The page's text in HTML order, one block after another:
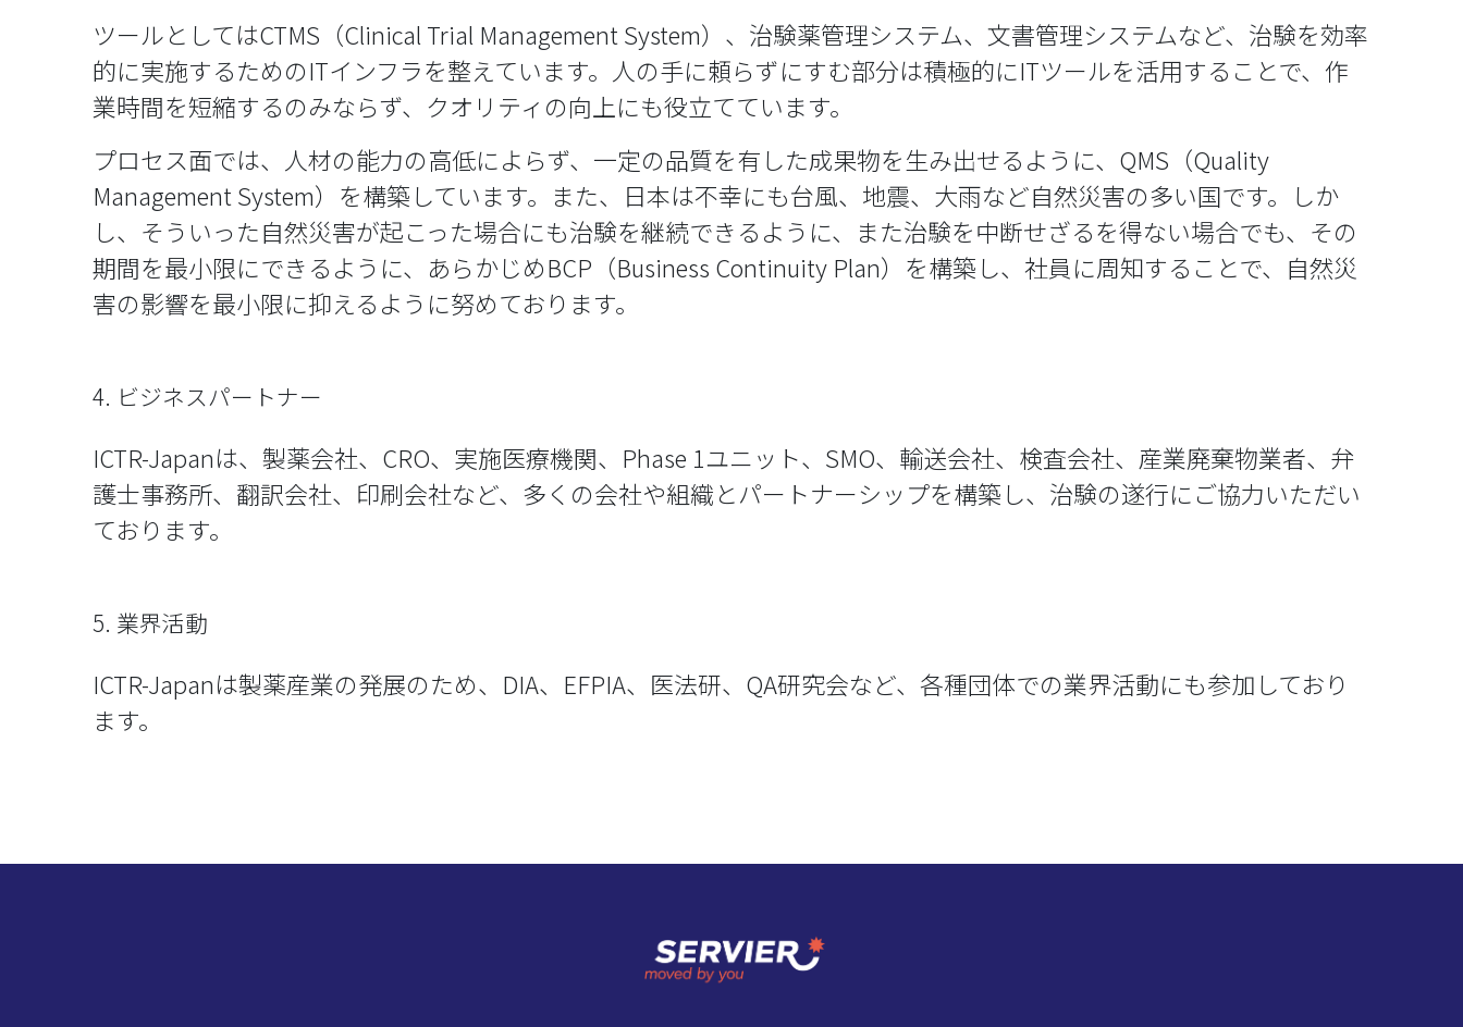
ツールとしてはCTMS（Clinical Trial Management System）、治験薬管理システム、文書管理システムなど、治験を効率
的に実施するためのITインフラを整えています。人の手に頼らずにすむ部分は積極的にITツールを活用することで、作
業時間を短縮するのみならず、クオリティの向上にも役立てています。
プロセス面では、人材の能力の高低によらず、一定の品質を有した成果物を生み出せるように、QMS（Quality
Management System）を構築しています。また、日本は不幸にも台風、地震、大雨など自然災害の多い国です。しか
し、そういった自然災害が起こった場合にも治験を継続できるように、また治験を中断せざるを得ない場合でも、その
期間を最小限にできるように、あらかじめBCP（Business Continuity Plan）を構築し、社員に周知することで、自然災
害の影響を最小限に抑えるように努めております。
4. ビジネスパートナー
ICTR-Japanは、製薬会社、CRO、実施医療機関、Phase 1ユニット、SMO、輸送会社、検査会社、産業廃棄物業者、弁
護士事務所、翻訳会社、印刷会社など、多くの会社や組織とパートナーシップを構築し、治験の遂行にご協力いただい
ております。
5. 業界活動
ICTR-Japanは製薬産業の発展のため、DIA、EFPIA、医法研、QA研究会など、各種団体での業界活動にも参加しており
ます。